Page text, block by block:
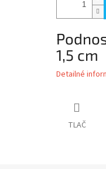
1,5 cm
Detailné
TLAČ